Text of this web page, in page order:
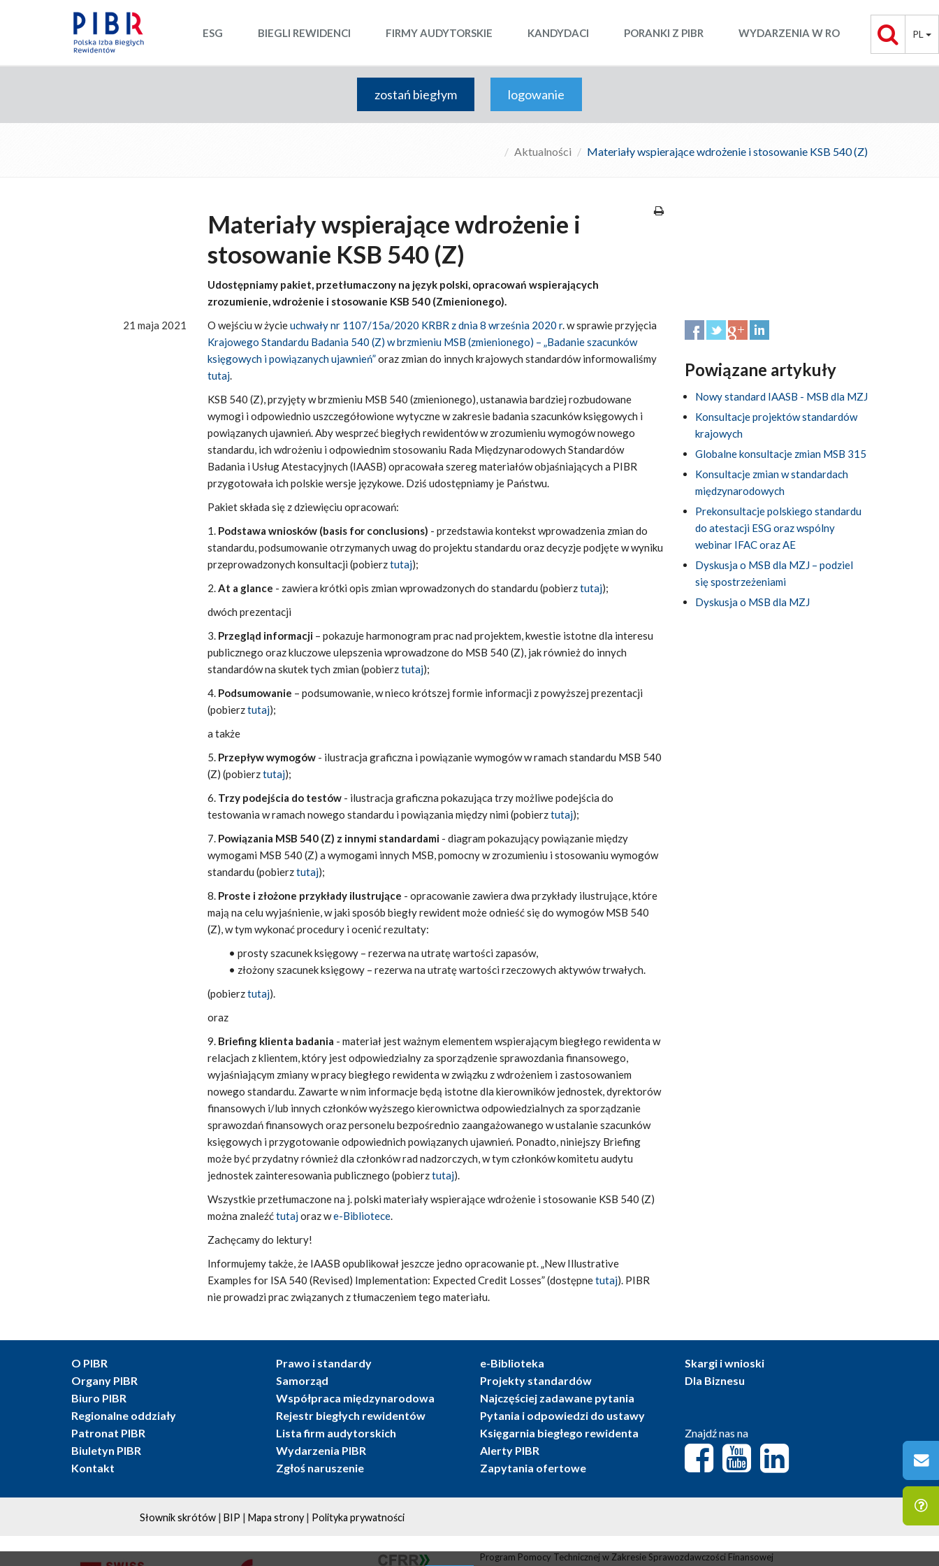
PL
ESG BIEGLI REWIDENCI FIRMY AUDYTORSKIE KANDYDACI PORANKI Z PIBR WYDARZENIA W RO
zostań biegłym logowanie
Aktualności Materiały wspierające wdrożenie i stosowanie KSB 540 (Z)
Materiały wspierające wdrożenie i
stosowanie KSB 540 (Z)
Udostępniamy pakiet, przetłumaczony na język polski, opracowań wspierających
zrozumienie, wdrożenie i stosowanie KSB 540 (Zmienionego).
21 maja 2021
O wejściu w życieuchwały nr 1107/15a/2020 KRBR z dnia 8 września 2020 r. w sprawie przyjęcia
Krajowego Standardu Badania 540 (Z) w brzmieniu MSB (zmienionego) – „Badanie szacunków
księgowych i powiązanych ujawnień”oraz zmian do innych krajowych standardów informowaliśmy
tutaj.
KSB 540 (Z), przyjęty w brzmieniu MSB 540 (zmienionego), ustanawia bardziej rozbudowane
wymogi i odpowiednio uszczegółowione wytyczne w zakresie badania szacunków księgowych i
powiązanych ujawnień. Aby wesprzeć biegłych rewidentów w zrozumieniu wymogów nowego
standardu, ich wdrożeniu i odpowiednim stosowaniu Rada Międzynarodowych Standardów
Badania i Usług Atestacyjnych (IAASB) opracowała szereg materiałów objaśniających a PIBR
przygotowała ich polskie wersje językowe. Dziś udostępniamy je Państwu.
Pakiet składa się z dziewięciu opracowań:
1. Podstawa wniosków (basis for conclusions) - przedstawia kontekst wprowadzenia zmian do
standardu, podsumowanie otrzymanych uwag do projektu standardu oraz decyzje podjęte w wyniku
przeprowadzonych konsultacji (pobierztutaj);
2.At a glance - zawiera krótki opis zmian wprowadzonych do standardu (pobierztutaj);
dwóch prezentacji
3. Przegląd informacji – pokazuje harmonogram prac nad projektem, kwestie istotne dla interesu
publicznego oraz kluczowe ulepszenia wprowadzone do MSB 540 (Z), jak również do innych
standardów na skutek tych zmian (pobierztutaj);
4. Podsumowanie – podsumowanie, w nieco krótszej formie informacji z powyższej prezentacji
(pobierztutaj);
a także
5. Przepływ wymogów - ilustracja graficzna i powiązanie wymogów w ramach standardu MSB 540
(Z) (pobierztutaj);
6. Trzy podejścia do testów - ilustracja graficzna pokazująca trzy możliwe podejścia do
testowania w ramach nowego standardu i powiązania między nimi (pobierztutaj);
7. Powiązania MSB 540 (Z) z innymi standardami - diagram pokazujący powiązanie między
wymogami MSB 540 (Z) a wymogami innych MSB, pomocny w zrozumieniu i stosowaniu wymogów
standardu (pobierztutaj);
8. Proste i złożone przykłady ilustrujące - opracowanie zawiera dwa przykłady ilustrujące, które
mają na celu wyjaśnienie, w jaki sposób biegły rewident może odnieść się do wymogów MSB 540
(Z), w tym wykonać procedury i ocenić rezultaty:
• prosty szacunek księgowy – rezerwa na utratę wartości zapasów,
• złożony szacunek księgowy – rezerwa na utratę wartości rzeczowych aktywów trwałych.
(pobierztutaj).
oraz
9. Briefing klienta badania - materiał jest ważnym elementem wspierającym biegłego rewidenta w
relacjach z klientem, który jest odpowiedzialny za sporządzenie sprawozdania finansowego,
wyjaśniającym zmiany w pracy biegłego rewidenta w związku z wdrożeniem i zastosowaniem
nowego standardu. Zawarte w nim informacje będą istotne dla kierowników jednostek, dyrektorów
finansowych i/lub innych członków wyższego kierownictwa odpowiedzialnych za sporządzanie
sprawozdań finansowych oraz personelu bezpośrednio zaangażowanego w ustalanie szacunków
księgowych i przygotowanie odpowiednich powiązanych ujawnień. Ponadto, niniejszy Briefing
może być przydatny również dla członków rad nadzorczych, w tym członków komitetu audytu
jednostek zainteresowania publicznego (pobierztutaj).
Wszystkie przetłumaczone na j. polski materiały wspierające wdrożenie i stosowanie KSB 540 (Z)
można znaleźćtutajoraz we-Bibliotece.
Zachęcamy do lektury!
Informujemy także, że IAASB opublikował jeszcze jedno opracowanie pt. „New Illustrative
Examples for ISA 540 (Revised) Implementation: Expected Credit Losses” (dostępnetutaj). PIBR
nie prowadzi prac związanych z tłumaczeniem tego materiału.
Powiązane artykuły
Nowy standard IAASB - MSB dla MZJ
Konsultacje projektów standardów
krajowych
Globalne konsultacje zmian MSB 315
Konsultacje zmian w standardach
międzynarodowych
Prekonsultacje polskiego standardu
do atestacji ESG oraz wspólny
webinar IFAC oraz AE
Dyskusja o MSB dla MZJ – podziel
się spostrzeżeniami
Dyskusja o MSB dla MZJ
O PIBR
Organy PIBR
Biuro PIBR
Regionalne oddziały
Patronat PIBR
Biuletyn PIBR
Kontakt
Prawo i standardy
Samorząd
Współpraca międzynarodowa
Rejestr biegłych rewidentów
Lista firm audytorskich
Wydarzenia PIBR
Zgłoś naruszenie
e-Biblioteka
Projekty standardów
Najczęściej zadawane pytania
Pytania i odpowiedzi do ustawy
Księgarnia biegłego rewidenta
Alerty PIBR
Zapytania ofertowe
Skargi i wnioski
Dla Biznesu
Znajdź nas na
Słownik skrótów| BIP | Mapa strony| Polityka prywatności
Program Pomocy Technicznej w Zakresie Sprawozdawczości Finansowej